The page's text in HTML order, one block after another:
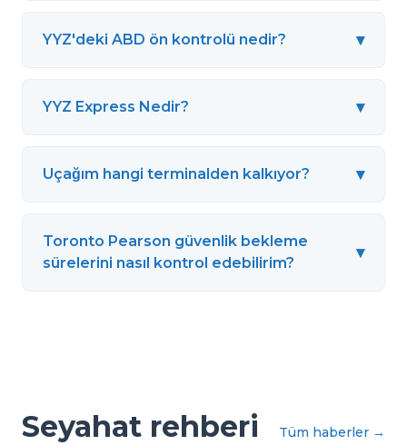
YYZ'deki ABD ön kontrolü nedir? ▾
YYZ Express Nedir? ▾
Uçağım hangi terminalden kalkıyor? ▾
Toronto Pearson güvenlik bekleme
sürelerini nasıl kontrol edebilirim?
▾
Seyahat rehberi Tüm haberler →